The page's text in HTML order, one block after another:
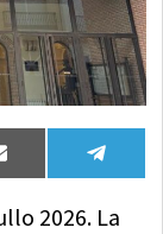
Compartir
en
Email
en
2026. La